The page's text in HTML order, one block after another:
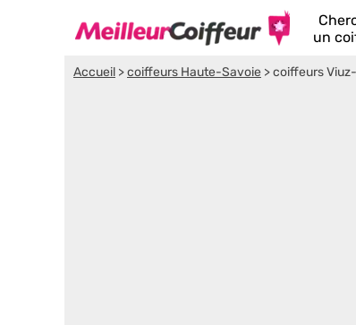
un
Accueil >coiffeurs Haute-Savoie >coiffeurs